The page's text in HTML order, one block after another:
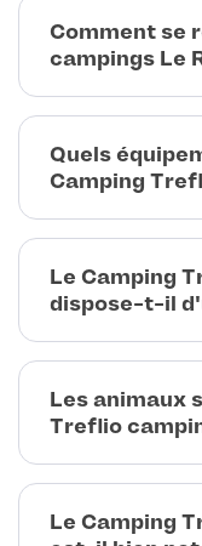
Comment se
campings Le
Quels
Camping
Le Camping
dispose-t-il
Les animaux
Treflio
Le Camping